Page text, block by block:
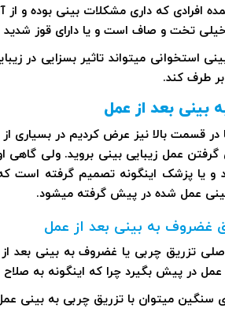
افرادی که داری مشکلات بینی بوده و
تخت و صاف است و یا دارای قوز شدید
استخوانی میتواند تاثیر بسزایی در
بر طرف کند.
بینی بعد از عمل
در قسمت بالا نیز عرض کردیم در بسیاری
عمل زیبایی بینی بروید. ولی گاهی
و یا پزشک اینگونه تصمیم گرفته
عمل شده در پیش گرفته میشود.
غضروف به بینی بعد از عمل
اصلی تزریق چربی یا غضروف به بینی
عمل در پیش بگیرد چرا که اینگونه به
سنگین میتوان با تزریق چربی به بینی